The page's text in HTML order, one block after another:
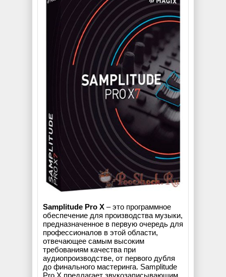
Samplitude Pro X – это программное
обеспечение для производства музыки,
предназначенное в первую очередь для
профессионалов в этой области,
отвечающее самым высоким
требованиям качества при
аудиопроизводстве, от первого дубля
до финального мастеринга. Samplitude